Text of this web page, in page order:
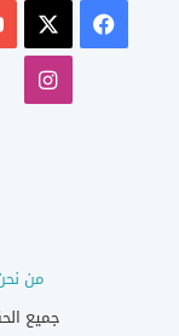
فيسبوك
من
جميع